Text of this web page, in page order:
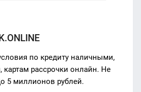
по кредиту наличными,
картам рассрочки онлайн. Не
5 миллионов рублей.